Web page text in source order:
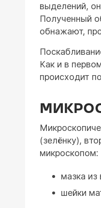
выделений,
Полученный
обнажают,
Как и в
происходит
(зелёнку),
микроскопом:
мазка из
шейки